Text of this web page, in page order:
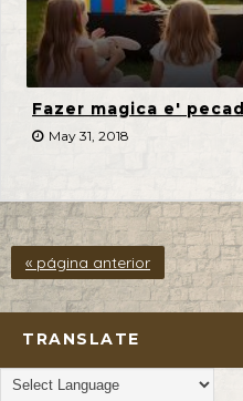
Fazer magica e'
May 31, 2018
« página anterior
TRANSLATE